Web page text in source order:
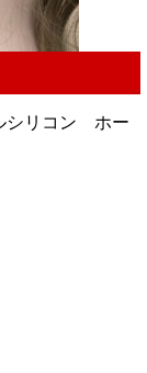
シリコン ホー